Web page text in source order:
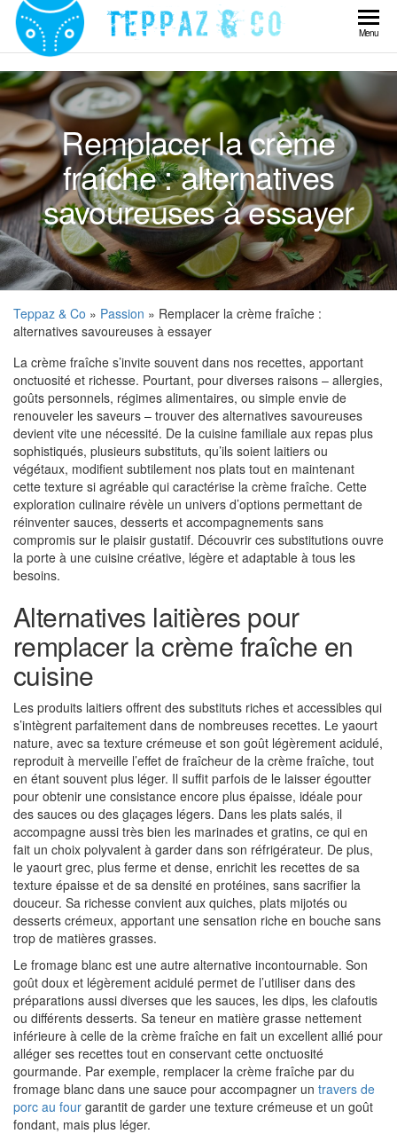
Skip
content
Teppaz
& Co
Menu
Remplacer la crème
fraîche : alternatives
savoureuses à essayer
Teppaz & Co » Passion » Remplacer la crème fraîche :
alternatives savoureuses à essayer
La crème fraîche s’invite souvent dans nos recettes, apportant
onctuosité et richesse. Pourtant, pour diverses raisons – allergies,
goûts personnels, régimes alimentaires, ou simple envie de
renouveler les saveurs – trouver des alternatives savoureuses
devient vite une nécessité. De la cuisine familiale aux repas plus
sophistiqués, plusieurs substituts, qu’ils soient laitiers ou
végétaux, modifient subtilement nos plats tout en maintenant
cette texture si agréable qui caractérise la crème fraîche. Cette
exploration culinaire révèle un univers d’options permettant de
réinventer sauces, desserts et accompagnements sans
compromis sur le plaisir gustatif. Découvrir ces substitutions ouvre
la porte à une cuisine créative, légère et adaptable à tous les
besoins.
Alternatives laitières pour
remplacer la crème fraîche en
cuisine
Les produits laitiers offrent des substituts riches et accessibles qui
s’intègrent parfaitement dans de nombreuses recettes. Le yaourt
nature, avec sa texture crémeuse et son goût légèrement acidulé,
reproduit à merveille l’effet de fraîcheur de la crème fraîche, tout
en étant souvent plus léger. Il suffit parfois de le laisser égoutter
pour obtenir une consistance encore plus épaisse, idéale pour
des sauces ou des glaçages légers. Dans les plats salés, il
accompagne aussi très bien les marinades et gratins, ce qui en
fait un choix polyvalent à garder dans son réfrigérateur. De plus,
le yaourt grec, plus ferme et dense, enrichit les recettes de sa
texture épaisse et de sa densité en protéines, sans sacrifier la
douceur. Sa richesse convient aux quiches, plats mijotés ou
desserts crémeux, apportant une sensation riche en bouche sans
trop de matières grasses.
Le fromage blanc est une autre alternative incontournable. Son
goût doux et légèrement acidulé permet de l’utiliser dans des
préparations aussi diverses que les sauces, les dips, les clafoutis
ou différents desserts. Sa teneur en matière grasse nettement
inférieure à celle de la crème fraîche en fait un excellent allié pour
alléger ses recettes tout en conservant cette onctuosité
gourmande. Par exemple, remplacer la crème fraîche par du
fromage blanc dans une sauce pour accompagner un travers de
porc au four garantit de garder une texture crémeuse et un goût
fondant, mais plus léger.